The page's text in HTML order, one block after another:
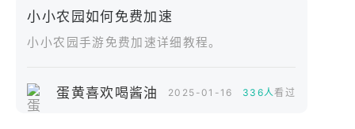
小小农园如何免费加速
小小农园手游免费加速详细教程。
蛋黄喜欢喝酱油 2025-01-16 336人看过